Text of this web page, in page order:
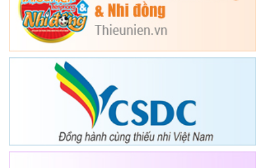
tiết kiệm từ tiền ăn
quà vặt mà ba mẹ
heo đất của lớp là
khó khăn thêm
điều kiện để học
tập.
Võ Anh Phát,
Trường Tiểu học